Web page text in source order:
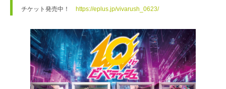
チケット発売中！ https://eplus.jp/vivarush_0623/